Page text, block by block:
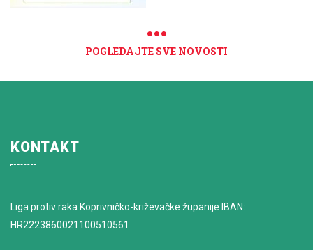
POGLEDAJTE SVE NOVOSTI
KONTAKT
Liga protiv raka Koprivničko-križevačke županije IBAN:
HR2223860021100510561